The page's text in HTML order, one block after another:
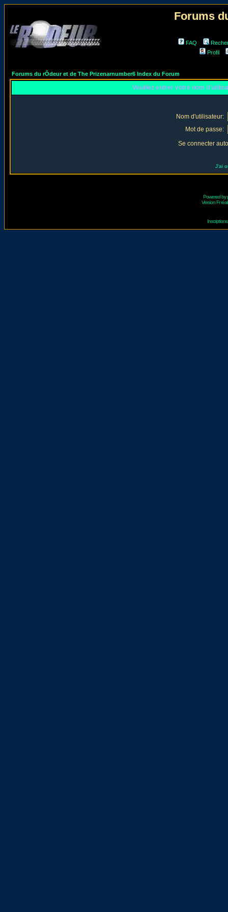
Forums
FAQ
Profil
Forums du rÔdeur et de The Prizenarnumber6 Index du Forum
Veuillez entrer votre nom
Nom d'utilisateur:
Mot de passe:
Se connecter
J'ai
Powered by
Version Fr